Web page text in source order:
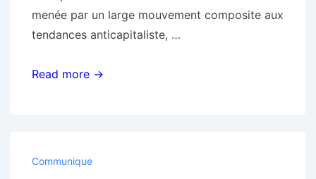
menée par un large mouvement composite aux
tendances anticapitaliste, …
Que
Read more →
Communique